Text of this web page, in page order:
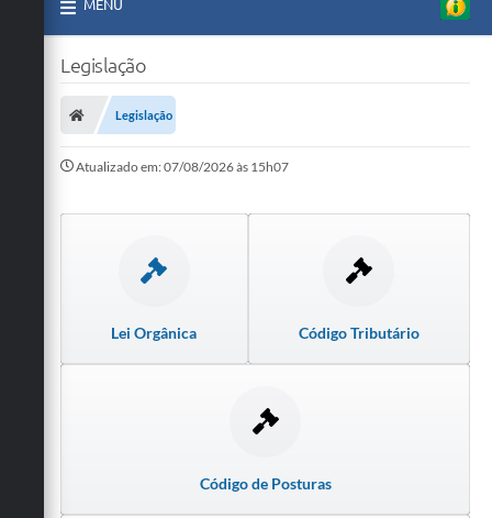
MENU
Legislação
Legislação
Atualizado em: 07/08/2026 às 15h07
Lei Orgânica Código Tributário
Código de Posturas